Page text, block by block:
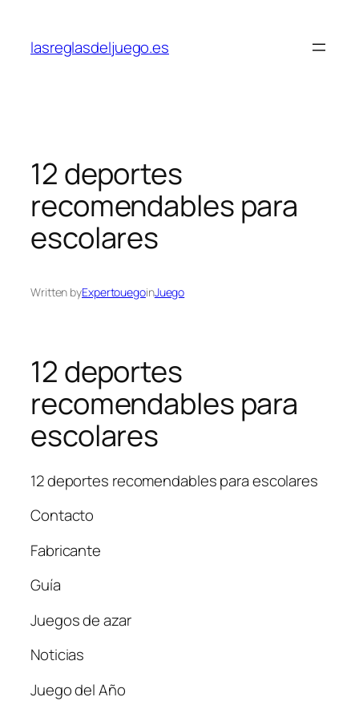
content
lasreglasdeljuego.es
12 deportes
recomendables para
escolares
Written byExpertouegoinJuego
12 deportes
recomendables para
escolares
12 deportes recomendables para escolares
Contacto
Fabricante
Guía
Juegos de azar
Noticias
Juego del Año